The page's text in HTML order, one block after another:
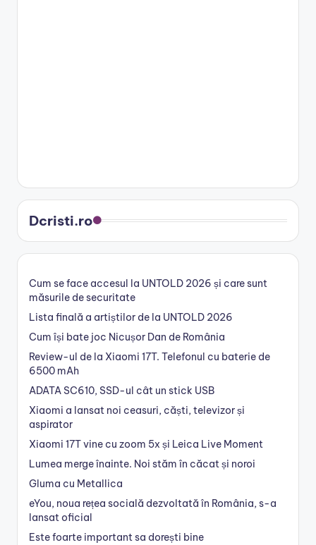
Dcristi.ro
Cum se face accesul la UNTOLD 2026 și care sunt
măsurile de securitate
Lista finală a artiștilor de la UNTOLD 2026
Cum își bate joc Nicușor Dan de România
Review-ul de la Xiaomi 17T. Telefonul cu baterie de
6500 mAh
ADATA SC610, SSD-ul cât un stick USB
Xiaomi a lansat noi ceasuri, căști, televizor și
aspirator
Xiaomi 17T vine cu zoom 5x și Leica Live Moment
Lumea merge înainte. Noi stăm în căcat și noroi
Gluma cu Metallica
eYou, noua rețea socială dezvoltată în România, s-a
lansat oficial
Este foarte important sa dorești bine